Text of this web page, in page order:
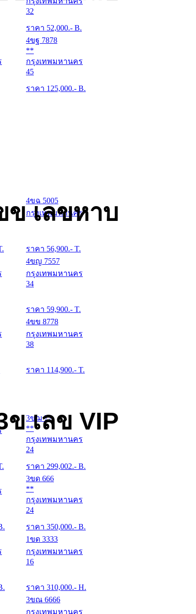
32
ราคา 52,000.- B.
4ขฐ 7878
**
กรุงเทพมหานคร
45
ราคา 125,000.- B.
เลขหาบ
4ขฉ 5005
กรุงเทพมหานคร
ราคา 56,900.- T.
4ขญ 7557
กรุงเทพมหานคร
34
ราคา 59,900.- T.
4ขข 8778
กรุงเทพมหานคร
38
ราคา 114,900.- T.
เลข VIP
3ขฌ 77
**
กรุงเทพมหานคร
24
ราคา 299,002.- B.
3ขด 666
**
กรุงเทพมหานคร
24
ราคา 350,000.- B.
1ขด 3333
กรุงเทพมหานคร
16
ราคา 310,000.- H.
3ขณ 6666
กรุงเทพมหานคร